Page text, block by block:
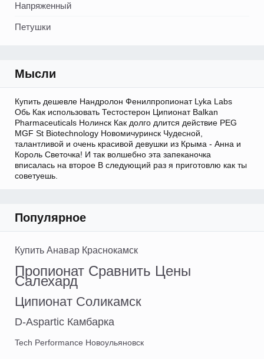
Напряженный
Петушки
Мысли
Купить дешевле Нандролон Фенилпропионат Lyka Labs
Обь Как использовать Тестостерон Ципионат Balkan
Pharmaceuticals Нолинск Как долго длится действие PEG
MGF St Biotechnology Новомичуринск Чудесной,
талантливой и очень красивой девушки из Крыма - Анна и
Король Светочка! И так волшебно эта запеканочка
вписалась на второе В следующий раз я приготовлю как ты
советуешь.
Популярное
Купить Анавар Краснокамск
Пропионат Сравнить Цены
Салехард
Ципионат Соликамск
D-Aspartic Камбарка
Tech Performance Новоульяновск